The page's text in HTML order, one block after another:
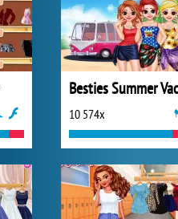
10 574x